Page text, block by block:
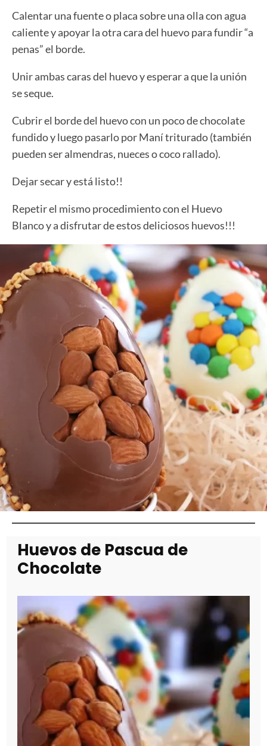
Calentar una fuente o placa sobre una olla con agua
caliente y apoyar la otra cara del huevo para fundir “a
penas” el borde.
Unir ambas caras del huevo y esperar a que la unión
se seque.
Cubrir el borde del huevo con un poco de chocolate
fundido y luego pasarlo por Maní triturado (también
pueden ser almendras, nueces o coco rallado).
Dejar secar y está listo!!
Repetir el mismo procedimiento con el Huevo
Blanco y a disfrutar de estos deliciosos huevos!!!
Huevos de Pascua de
Chocolate